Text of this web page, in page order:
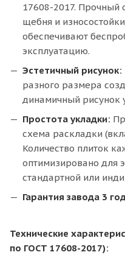
17608-2017. Прочный
щебня и
обеспечивают
эксплуатацию.
Эстетичный рисунок:
разного размера
динамичный рисунок
Простота укладки:
схема раскладки
Количество плиток
оптимизировано для
стандартной или
Гарантия завода 3
Технические
по ГОСТ 17608-2017):